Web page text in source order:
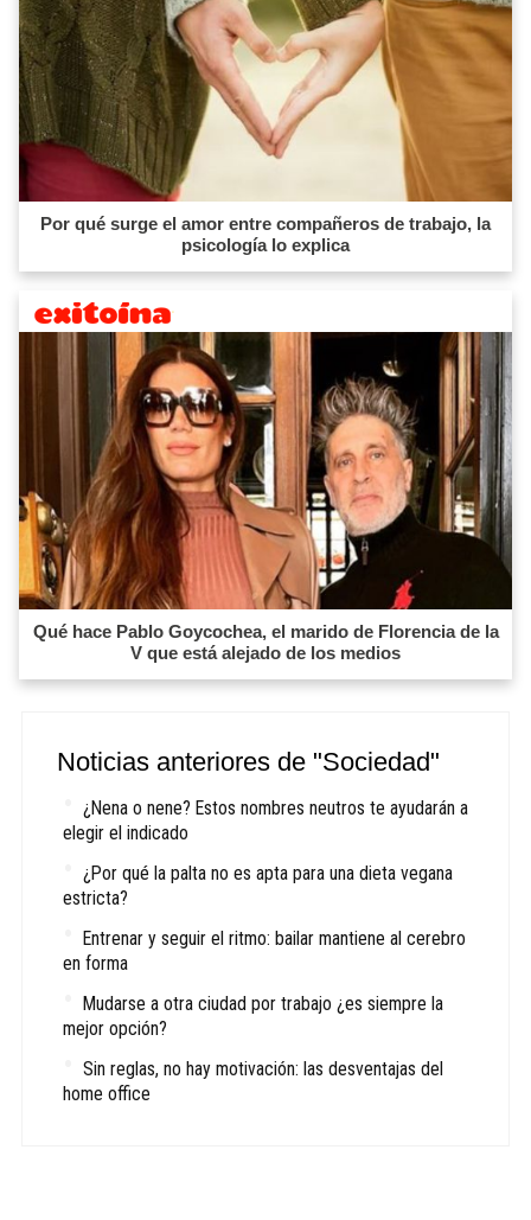
Por qué surge el amor entre compañeros de trabajo, la
psicología lo explica
Qué hace Pablo Goycochea, el marido de Florencia de la
V que está alejado de los medios
Noticias anteriores de "Sociedad"
¿Nena o nene? Estos nombres neutros te ayudarán a
elegir el indicado
¿Por qué la palta no es apta para una dieta vegana
estricta?
Entrenar y seguir el ritmo: bailar mantiene al cerebro
en forma
Mudarse a otra ciudad por trabajo ¿es siempre la
mejor opción?
Sin reglas, no hay motivación: las desventajas del
home office